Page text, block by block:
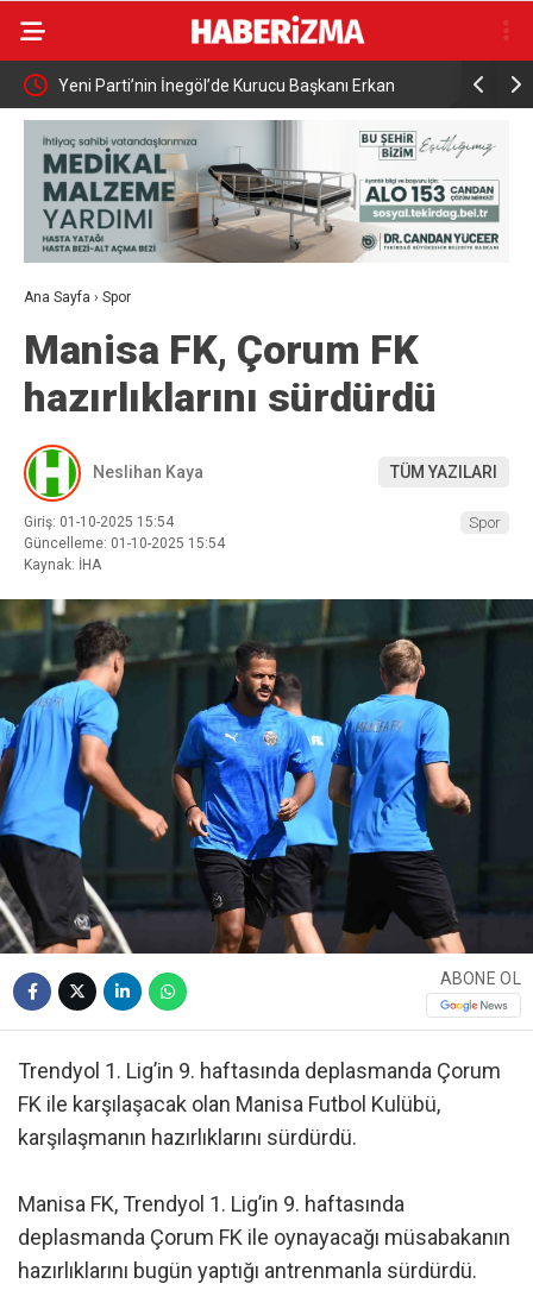
İş Yeni Parti’nin İnegöl’de Kurucu Başkanı Erkan
Dönmez Oldu.
Elektrikli
yaralandı
Ana Sayfa › Spor
Manisa FK, Çorum FK
hazırlıklarını sürdürdü
Neslihan Kaya TÜM YAZILARI
Giriş: 01-10-2025 15:54
Güncelleme: 01-10-2025 15:54
Kaynak: İHA
Spor
ABONE OL
Trendyol 1. Lig’in 9. haftasında deplasmanda Çorum
FK ile karşılaşacak olan Manisa Futbol Kulübü,
karşılaşmanın hazırlıklarını sürdürdü.
Manisa FK, Trendyol 1. Lig’in 9. haftasında
deplasmanda Çorum FK ile oynayacağı müsabakanın
hazırlıklarını bugün yaptığı antrenmanla sürdürdü.